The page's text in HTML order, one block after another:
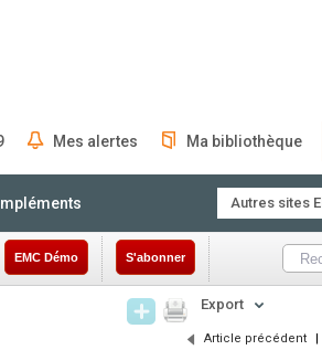
Mes alertes Ma bibliothèque
Autres sites
EMC Démo S'abonner
Export
Article précédent |